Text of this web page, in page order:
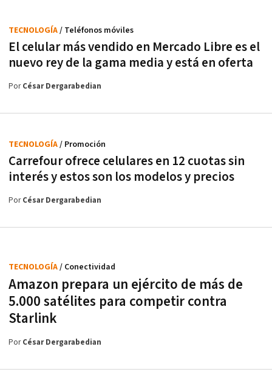
El celular más vendido en Mercado Libre es el
nuevo rey de la gama media y está en oferta
TECNOLOGÍA/ Teléfonos móviles
PorCésar Dergarabedian
Carrefour ofrece celulares en 12 cuotas sin
interés y estos son los modelos y precios
TECNOLOGÍA/ Promoción
PorCésar Dergarabedian
Amazon prepara un ejército de más de
5.000 satélites para competir contra
Starlink
TECNOLOGÍA/ Conectividad
PorCésar Dergarabedian